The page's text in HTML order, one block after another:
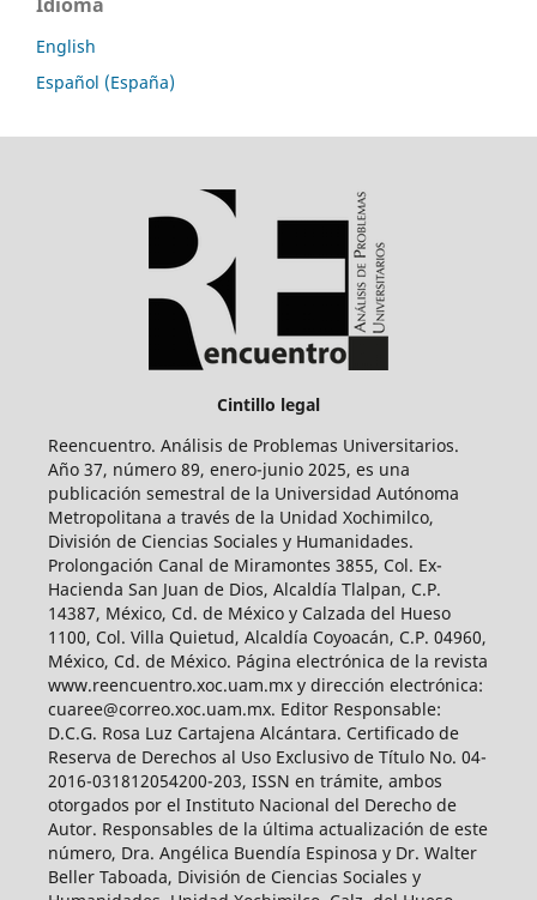
English
Español (España)
Cintillo legal
Reencuentro. Análisis de Problemas Universitarios.
Año 37, número 89, enero-junio 2025, es una
publicación semestral de la Universidad Autónoma
Metropolitana a través de la Unidad Xochimilco,
División de Ciencias Sociales y Humanidades.
Prolongación Canal de Miramontes 3855, Col. Ex-
Hacienda San Juan de Dios, Alcaldía Tlalpan, C.P.
14387, México, Cd. de México y Calzada del Hueso
1100, Col. Villa Quietud, Alcaldía Coyoacán, C.P. 04960,
México, Cd. de México. Página electrónica de la revista
www.reencuentro.xoc.uam.mx y dirección electrónica:
cuaree@correo.xoc.uam.mx. Editor Responsable:
D.C.G. Rosa Luz Cartajena Alcántara. Certificado de
Reserva de Derechos al Uso Exclusivo de Título No. 04-
2016-031812054200-203, ISSN en trámite, ambos
otorgados por el Instituto Nacional del Derecho de
Autor. Responsables de la última actualización de este
número, Dra. Angélica Buendía Espinosa y Dr. Walter
Beller Taboada, División de Ciencias Sociales y